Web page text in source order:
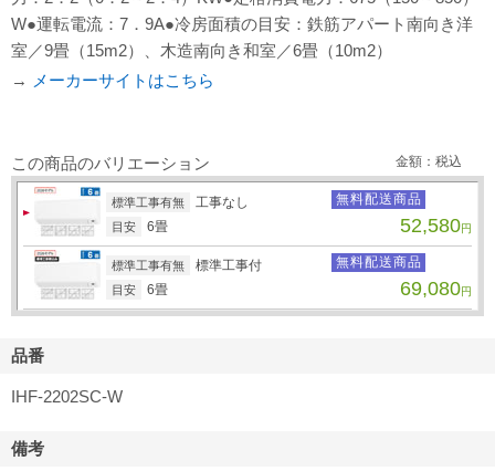
W●運転電流：7．9A●冷房面積の目安：鉄筋アパート南向き洋
室／9畳（15m2）、木造南向き和室／6畳（10m2）
→
メーカーサイトはこちら
この商品のバリエーション 金額：税込
標準工事有無 工事なし
目安 6畳
無料配送商品
52,580円
標準工事有無 標準工事付
目安 6畳
無料配送商品
69,080円
品番
IHF-2202SC-W
備考